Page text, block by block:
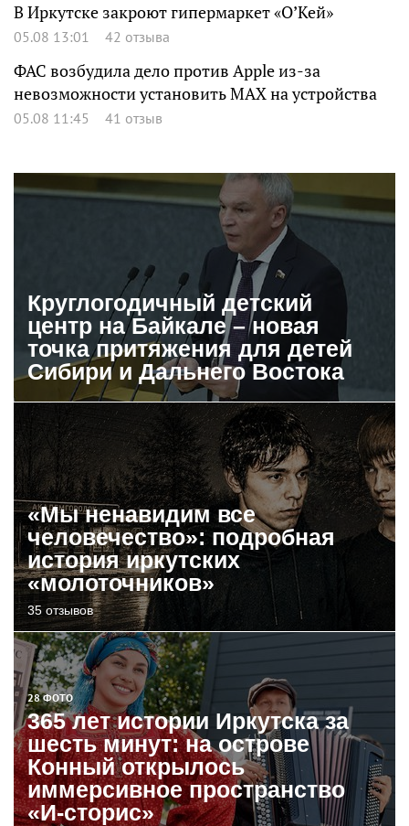
В Иркутске закроют гипермаркет «О’Кей»
05.08 13:01 42 отзыва
ФАС возбудила дело против Apple из-за
невозможности установить MAX на устройства
05.08 11:45 41 отзыв
Круглогодичный детский
центр на Байкале – новая
точка притяжения для детей
Сибири и Дальнего Востока
«Мы ненавидим все
человечество»: подробная
история иркутских
«молоточников»
35 отзывов
28 ФОТО
365 лет истории Иркутска за
шесть минут: на острове
Конный открылось
иммерсивное пространство
«И-сторис»